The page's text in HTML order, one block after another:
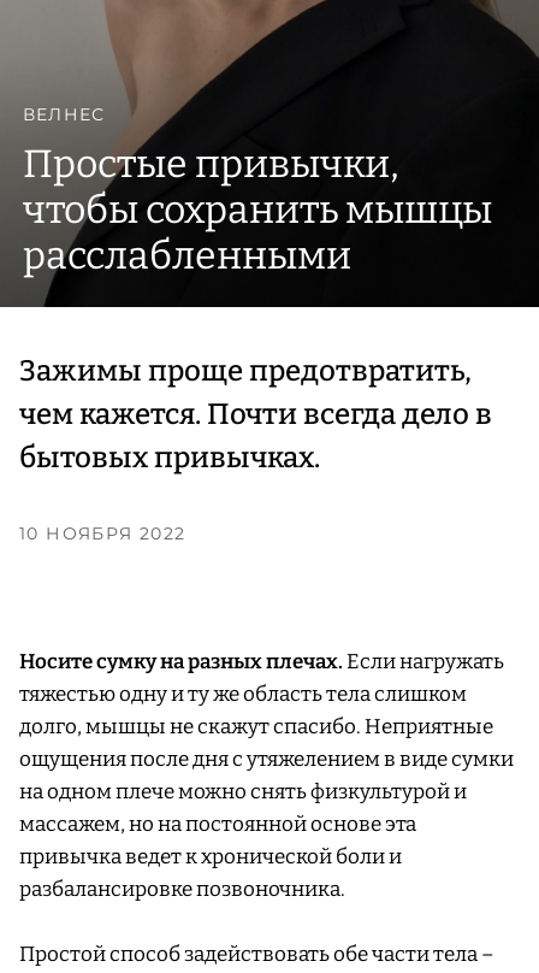
ВЕЛНЕС
Простые привычки,
чтобы сохранить мышцы
расслабленными
Зажимы проще предотвратить,
чем кажется. Почти всегда дело в
бытовых привычках.
10 НОЯБРЯ 2022
Носите сумку на разных плечах.Если нагружать
тяжестью одну и ту же область тела слишком
долго, мышцы не скажут спасибо. Неприятные
ощущения после дня с утяжелением в виде сумки
на одном плече можно снять физкультурой и
массажем, но на постоянной основе эта
привычка ведет к хронической боли и
разбалансировке позвоночника.
Простой способ задействовать обе части тела –